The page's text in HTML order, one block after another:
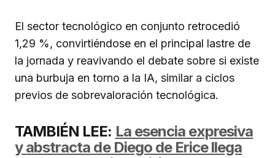
El sector tecnológico en conjunto retrocedió
1,29 %, convirtiéndose en el principal lastre de
la jornada y reavivando el debate sobre si existe
una burbuja en torno a la IA, similar a ciclos
previos de sobrevaloración tecnológica.
TAMBIÉN LEE: La esencia expresiva
y abstracta de Diego de Erice llega